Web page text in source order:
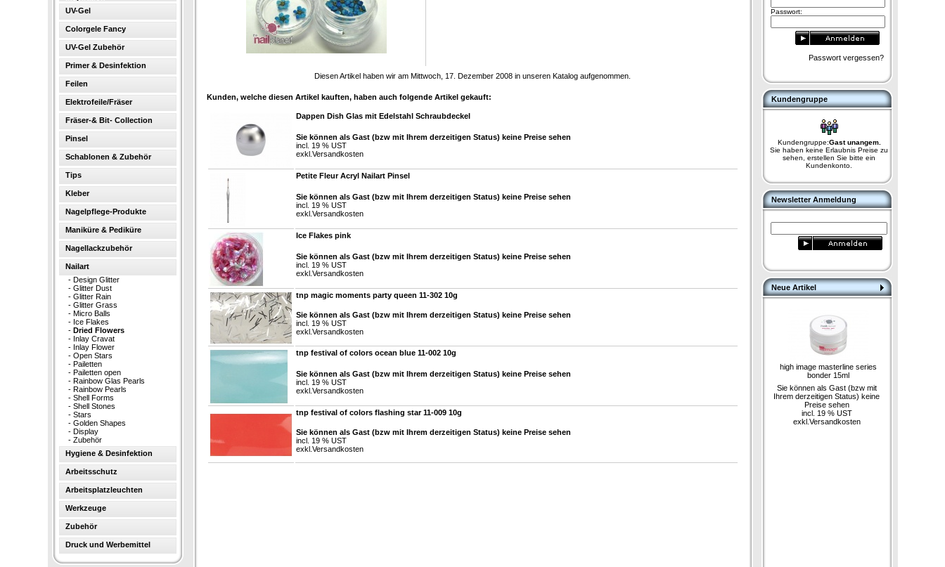
UV-Gel
Colorgele Fancy
UV-Gel Zubehör
Primer & Desinfektion
Feilen
Elektrofeile/Fräser
Fräser-& Bit- Collection
Pinsel
Schablonen & Zubehör
Tips
Kleber
Nagelpflege-Produkte
Maniküre & Pediküre
Nagellackzubehör
Nailart
- Design Glitter
- Glitter Dust
- Glitter Rain
- Glitter Grass
- Micro Balls
- Ice Flakes
- Dried Flowers
- Inlay Cravat
- Inlay Flower
- Open Stars
- Pailetten
- Pailetten open
- Rainbow Glas Pearls
- Rainbow Pearls
- Shell Forms
- Shell Stones
- Stars
- Golden Shapes
- Display
- Zubehör
Hygiene & Desinfektion
Arbeitsschutz
Arbeitsplatzleuchten
Werkzeuge
Zubehör
Druck und Werbemittel
Diesen Artikel haben wir am Mittwoch, 17. Dezember 2008 in unseren Katalog aufgenommen.
Kunden, welche diesen Artikel kauften, haben auch folgende Artikel gekauft:
Dappen Dish Glas mit Edelstahl Schraubdeckel
Sie können als Gast (bzw mit Ihrem derzeitigen Status) keine Preise sehen
incl. 19 % UST
exkl. Versandkosten
Petite Fleur Acryl Nailart Pinsel
Sie können als Gast (bzw mit Ihrem derzeitigen Status) keine Preise sehen
incl. 19 % UST
exkl. Versandkosten
Ice Flakes pink
Sie können als Gast (bzw mit Ihrem derzeitigen Status) keine Preise sehen
incl. 19 % UST
exkl. Versandkosten
tnp magic moments party queen 11-302 10g
Sie können als Gast (bzw mit Ihrem derzeitigen Status) keine Preise sehen
incl. 19 % UST
exkl. Versandkosten
tnp festival of colors ocean blue 11-002 10g
Sie können als Gast (bzw mit Ihrem derzeitigen Status) keine Preise sehen
incl. 19 % UST
exkl. Versandkosten
tnp festival of colors flashing star 11-009 10g
Sie können als Gast (bzw mit Ihrem derzeitigen Status) keine Preise sehen
incl. 19 % UST
exkl. Versandkosten
Passwort:
Passwort vergessen?
Kundengruppe
Kundengruppe:Gast unangem.
Sie haben keine Erlaubnis Preise zu
sehen, erstellen Sie bitte ein
Kundenkonto.
Newsletter Anmeldung
Neue Artikel
high image masterline series
bonder 15ml
Sie können als Gast (bzw mit
Ihrem derzeitigen Status) keine
Preise sehen
incl. 19 % UST
exkl. Versandkosten